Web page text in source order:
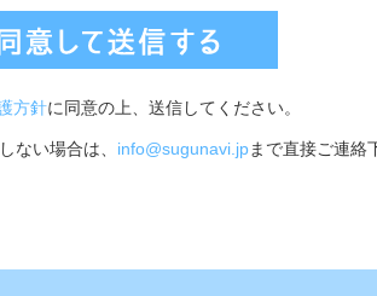
方針に同意の上、送信してください。
ない場合は、 info@sugunavi.jpまで直接ご連絡